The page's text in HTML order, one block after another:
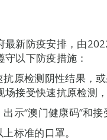
最新防疫安排，由
以下防疫措施：
抗原检测阴性结果，
场接受快速抗原检测
示“澳门健康码”和接
标准的口罩。